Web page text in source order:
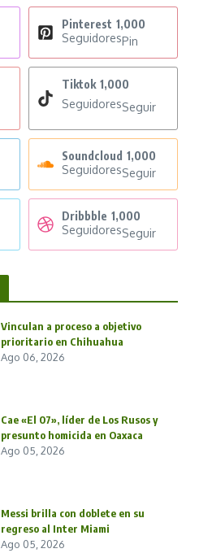
Pinterest 1,000
SeguidoresPin
Tiktok 1,000
SeguidoresSeguir
Soundcloud 1,000
SeguidoresSeguir
Dribbble 1,000
SeguidoresSeguir
Vinculan a proceso a objetivo
prioritario en Chihuahua
Ago 06, 2026
Cae «El 07», líder de Los Rusos y
presunto homicida en Oaxaca
Ago 05, 2026
Messi brilla con doblete en su
regreso al Inter Miami
Ago 05, 2026